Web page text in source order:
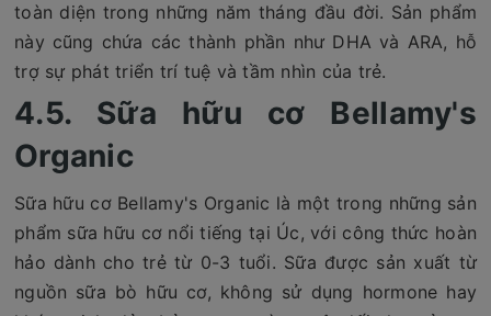
toàn diện trong những năm tháng đầu đời. Sản phẩm
này cũng chứa các thành phần như DHA và ARA, hỗ
trợ sự phát triển trí tuệ và tầm nhìn của trẻ.
4.5. Sữa hữu cơ Bellamy's
Organic
Sữa hữu cơ Bellamy's Organic là một trong những sản
phẩm sữa hữu cơ nổi tiếng tại Úc, với công thức hoàn
hảo dành cho trẻ từ 0-3 tuổi. Sữa được sản xuất từ
nguồn sữa bò hữu cơ, không sử dụng hormone hay